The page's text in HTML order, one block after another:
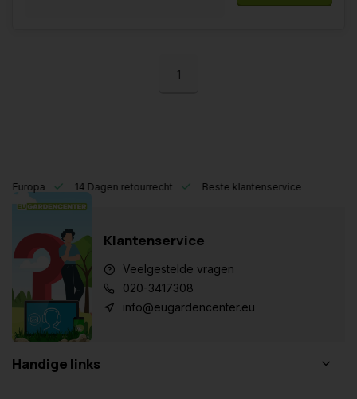
1
Europa 14 Dagen retourrecht Beste klantenservice
Klantenservice
Veelgestelde vragen
020-3417308
info@eugardencenter.eu
Handige links